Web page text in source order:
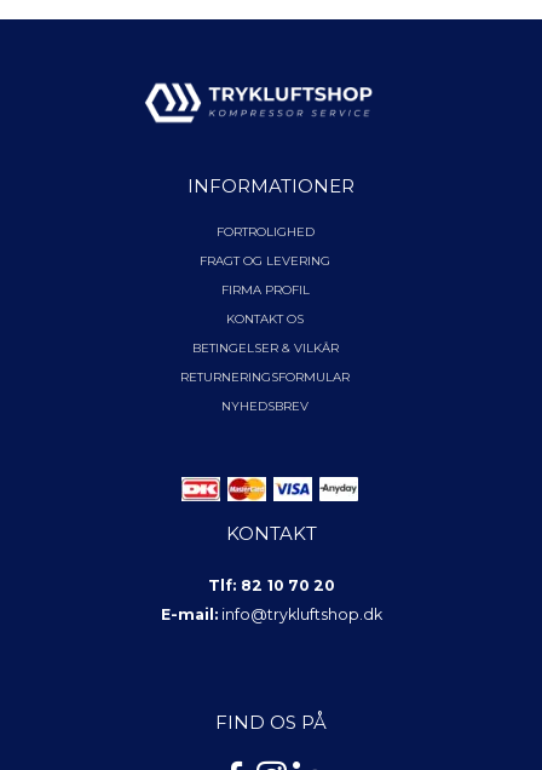
INFORMATIONER
FORTROLIGHED
FRAGT OG LEVERING
FIRMA PROFIL
KONTAKT OS
BETINGELSER & VILKÅR
RETURNERINGSFORMULAR
NYHEDSBREV
KONTAKT
Tlf: 82 10 70 20
E-mail: info@trykluftshop.dk
FIND OS PÅ